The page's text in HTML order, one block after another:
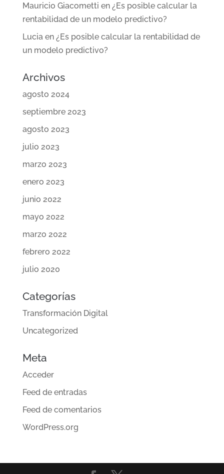
Mauricio Giacometti en ¿Es posible calcular la
rentabilidad de un modelo predictivo?
Lucia en ¿Es posible calcular la rentabilidad de
un modelo predictivo?
Archivos
agosto 2024
septiembre 2023
agosto 2023
julio 2023
marzo 2023
enero 2023
junio 2022
mayo 2022
marzo 2022
febrero 2022
julio 2020
Categorías
Transformación Digital
Uncategorized
Meta
Acceder
Feed de entradas
Feed de comentarios
WordPress.org